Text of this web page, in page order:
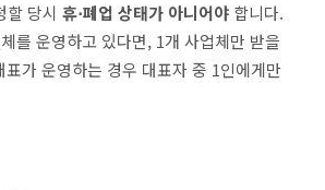
할 당시 휴⋅폐업 상태가 아니어야 합니다.
를 운영하고 있다면, 1개 사업체만 받을
가 운영하는 경우 대표자 중 1인에게만